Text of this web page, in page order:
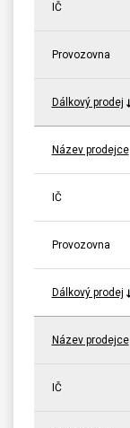
IČ
Provozovna
Dálkový prodej
Název prodejce
IČ
Provozovna
Dálkový prodej
Název prodejce
IČ